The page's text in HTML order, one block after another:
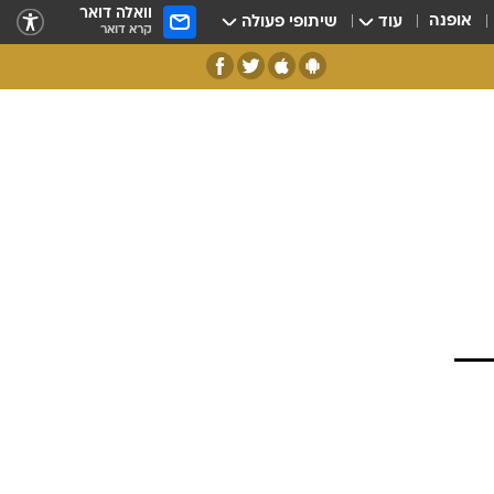
אופנה עוד שיתופי פעולה וואלה דואר
קרא דואר